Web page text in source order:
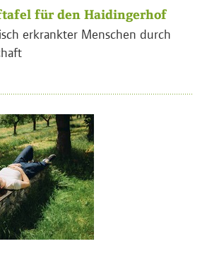
für den Haidingerhof
erkrankter Menschen durch